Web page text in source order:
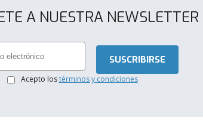
A NUESTRA NEWSLETTER
Acepto lostérminos y condiciones